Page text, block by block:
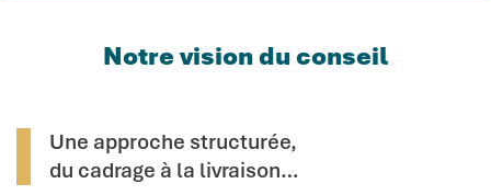
Notre vision du conseil
Une approche structurée,
du cadrage à la livraison…